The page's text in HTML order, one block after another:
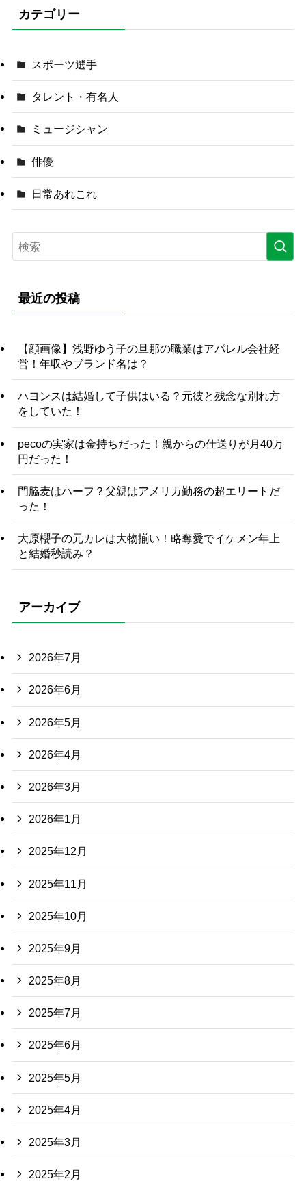
カテゴリー
スポーツ選手
タレント・有名人
ミュージシャン
俳優
日常あれこれ
最近の投稿
【顔画像】浅野ゆう子の旦那の職業はアパレル会社経
営！年収やブランド名は？
ハヨンスは結婚して子供はいる？元彼と残念な別れ方
をしていた！
pecoの実家は金持ちだった！親からの仕送りが月40万
円だった！
門脇麦はハーフ？父親はアメリカ勤務の超エリートだ
った！
大原櫻子の元カレは大物揃い！略奪愛でイケメン年上
と結婚秒読み？
アーカイブ
2026年7月
2026年6月
2026年5月
2026年4月
2026年3月
2026年1月
2025年12月
2025年11月
2025年10月
2025年9月
2025年8月
2025年7月
2025年6月
2025年5月
2025年4月
2025年3月
2025年2月